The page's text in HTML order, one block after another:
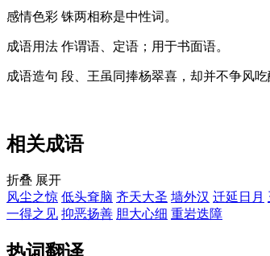
感情色彩 铢两相称是中性词。
成语用法 作谓语、定语；用于书面语。
成语造句 段、王虽同捧杨翠喜，却并不争风
相关成语
折叠 展开
风尘之惊 低头耷脑 齐天大圣 墙外汉 迁延日月
一得之见 抑恶扬善 胆大心细 重岩迭障